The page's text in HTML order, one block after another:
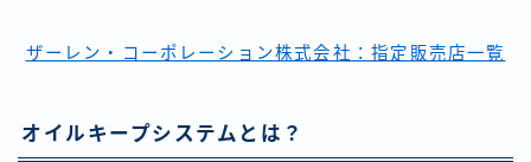
ザーレン・コーポレーション株式会社：指定販売店一覧
オイルキープシステムとは？